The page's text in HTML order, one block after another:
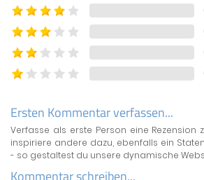
Ersten Kommentar verfassen...
Verfasse als erste Person eine Rezension
inspiriere andere dazu, ebenfalls ein
- so gestaltest du unsere dynamische
Kommentar schreiben...